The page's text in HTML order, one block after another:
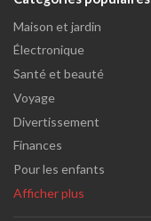
Maison et jardin
Électronique
Santé et beauté
Voyage
Divertissement
Finances
Pour les enfants
Afficher plus